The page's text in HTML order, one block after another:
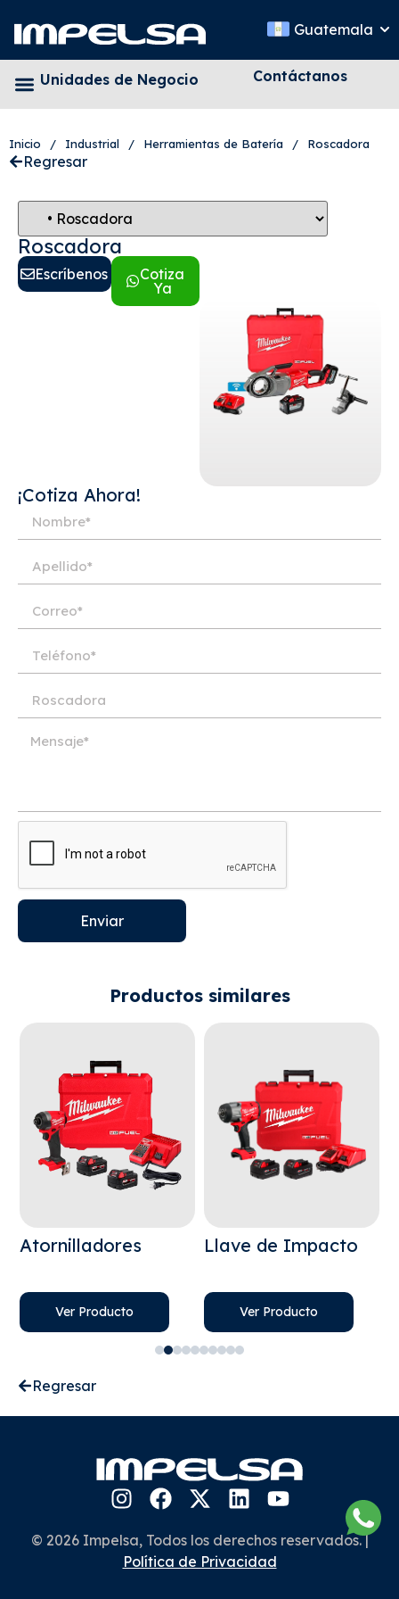
Guatemala
Unidades de Negocio Contáctanos
Inicio / Industrial / Herramientas de Batería / Roscadora
Regresar
Roscadora
Escríbenos
Cotiza
Ya
¡Cotiza Ahora!
Enviar
Productos similares
Atornilladores
Ver Producto
Llave de Impacto
Ver Producto
Regresar
© 2026 Impelsa, Todos los derechos reservados. |
Política de Privacidad